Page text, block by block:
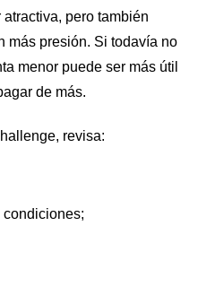
pero también
más presión. Si todavía no
menor puede ser más útil
de más.
revisa: